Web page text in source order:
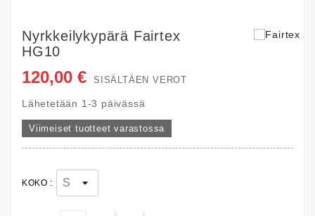
Nyrkkeilykypärä Fairtex
HG10
120,00 € SISÄLTÄEN VEROT
Lähetetään 1-3 päivässä
Viimeiset tuotteet varastossa
KOKO :